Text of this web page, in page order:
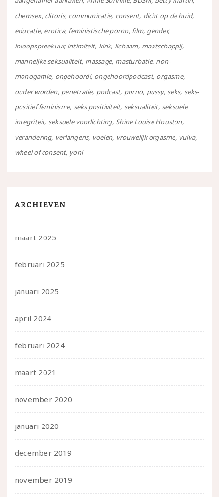
chemsex clitoris communicatie consent dicht op de huid
educatie erotica feministische porno film gender
inloopspreekuur intimiteit kink lichaam maatschappij
manneljke seksualiteit massage masturbatie non-
monogamie ongehoord! ongehoordpodcast orgasme
ouder worden penetratie podcast porno pussy seks seks-
positief feminisme seks positiviteit seksualiteit seksuele
integriteit seksuele voorlichting Shine Louise Houston
verandering verlangens voelen vrouwelijk orgasme vulva
wheel of consent yoni
ARCHIEVEN
maart 2025
februari 2025
januari 2025
april 2024
februari 2024
maart 2021
november 2020
januari 2020
december 2019
november 2019